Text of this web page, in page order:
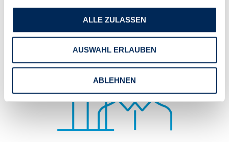
ALLE ZULASSEN
AUSWAHL ERLAUBEN
ABLEHNEN